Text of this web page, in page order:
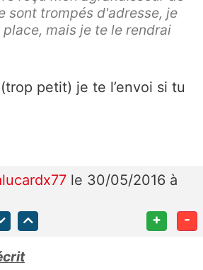
sont trompés d'adresse, je
mais je te le rendrai
petit) je te l’envoi si tu
le 30/05/2016 à
+ -